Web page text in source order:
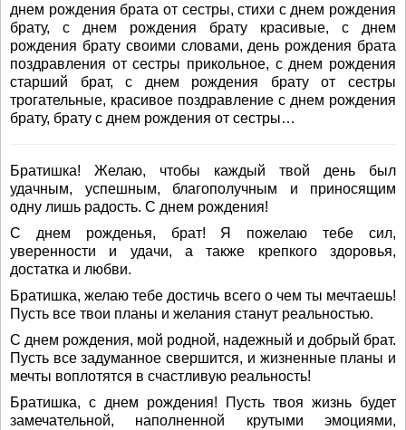
днем рождения брата от сестры, стихи с днем рождения
брату, с днем рождения брату красивые, с днем
рождения брату своими словами, день рождения брата
поздравления от сестры прикольное, с днем рождения
старший брат, с днем рождения брату от сестры
трогательные, красивое поздравление с днем рождения
брату, брату с днем рождения от сестры…
Братишка! Желаю, чтобы каждый твой день был
удачным, успешным, благополучным и приносящим
одну лишь радость. С днем рождения!
С днем рожденья, брат! Я пожелаю тебе сил,
уверенности и удачи, а также крепкого здоровья,
достатка и любви.
Братишка, желаю тебе достичь всего о чем ты мечтаешь!
Пусть все твои планы и желания станут реальностью.
С днем рождения, мой родной, надежный и добрый брат.
Пусть все задуманное свершится, и жизненные планы и
мечты воплотятся в счастливую реальность!
Братишка, с днем рождения! Пусть твоя жизнь будет
замечательной, наполненной крутыми эмоциями,